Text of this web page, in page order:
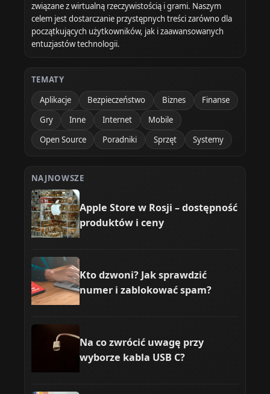
związane z wirtualną rzeczywistością i grami. Naszym
celem jest dostarczanie przystępnych treści zarówno dla
początkujących użytkowników, jak i zaawansowanych
entuzjastów technologii.
TEMATY
Aplikacje
Bezpieczeństwo Biznes
Finanse
Gry
Inne Internet
Mobile
Open Source
Poradniki Sprzęt Systemy
NAJNOWSZE
Apple Store w Rosji – dostępność
produktów i ceny
Kto dzwoni? Jak sprawdzić
numer i zablokować spam?
Na co zwrócić uwagę przy
wyborze kabla USB C?